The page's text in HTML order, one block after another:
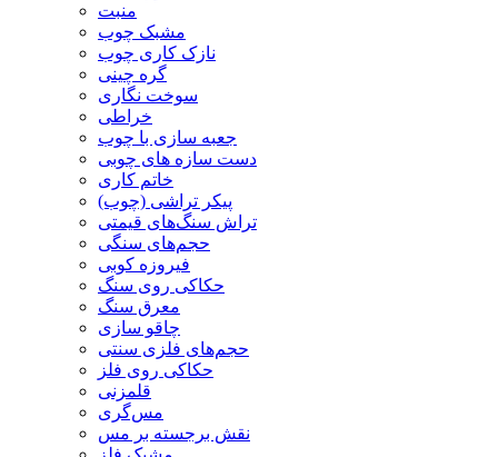
منبت
مشبک چوب
نازک کاری چوب
گره چینی
سوخت نگاری
خراطی
جعبه سازی با چوب
دست سازه های چوبی
خاتم کاری
پیکر تراشی (چوب)
تراش سنگ‌های قیمتی
حجم‌های سنگی
فیروزه کوبی
حکاکی روی سنگ
معرق سنگ
چاقو سازی
حجم‌های فلزی سنتی
حکاکی روی فلز
قلمزنی
مس‌گری
نقش برجسته بر مس